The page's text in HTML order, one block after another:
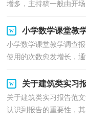
增多，主持稿一般由开
小学数学课堂教
小学数学课堂教学调查
使用的次数愈发增长，
关于建筑类实习
关于建筑类实习报告范
认识到报告的重要性，